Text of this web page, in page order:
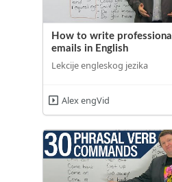
How to write professional
emails in English
Lekcije engleskog jezika
Alex engVid